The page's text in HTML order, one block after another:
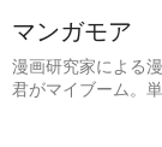
マンガモア
漫画研究家による
君がマイブーム。